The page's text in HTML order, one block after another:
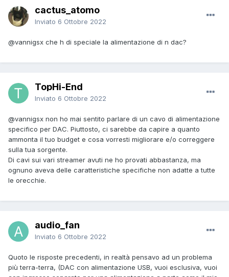
cactus_atomo
Inviato 6 Ottobre 2022
@vannigsx che h di speciale la alimentazione di n dac?
TopHi-End
Inviato 6 Ottobre 2022
@vannigsx non ho mai sentito parlare di un cavo di alimentazione
specifico per DAC. Piuttosto, ci sarebbe da capire a quanto
ammonta il tuo budget e cosa vorresti migliorare e/o correggere
sulla tua sorgente.
Di cavi sui vari streamer avuti ne ho provati abbastanza, ma
ognuno aveva delle caratteristiche specifiche non adatte a tutte
le orecchie.
audio_fan
Inviato 6 Ottobre 2022
Quoto le risposte precedenti, in realtà pensavo ad un problema
più terra-terra, (DAC con alimentazione USB, vuoi esclusiva, vuoi